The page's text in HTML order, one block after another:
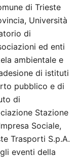
di Trieste
Università
di
ed enti
ambientale e
di istituti
pubblico e di
di
Stazione
Sociale,
Trasporti S.p.A.
eventi della